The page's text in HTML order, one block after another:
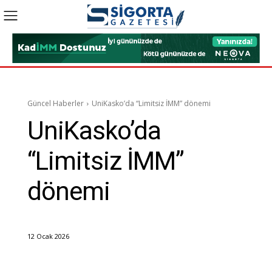
Güncel Haberler UniKasko’da “Limitsiz İMM” dönemi
UniKasko’da
“Limitsiz İMM”
dönemi
12 Ocak 2026